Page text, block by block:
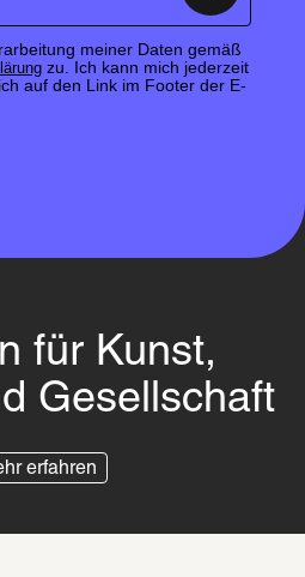
meiner Daten gemäß
zu. Ich kann mich jederzeit
auf den Link im Footer der E-
für Kunst,
Gesellschaft
erfahren